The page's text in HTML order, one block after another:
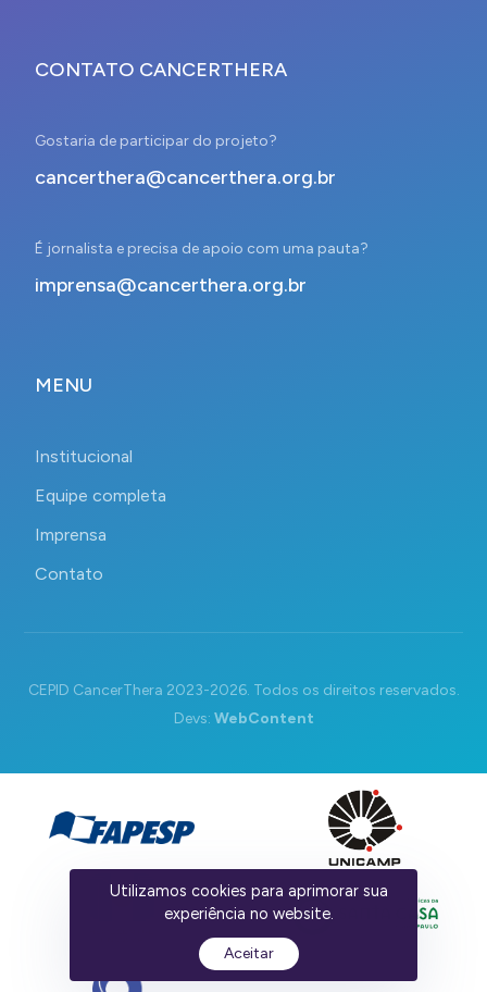
CONTATO CANCERTHERA
Gostaria de participar do projeto?
cancerthera@cancerthera.org.br
É jornalista e precisa de apoio com uma pauta?
imprensa@cancerthera.org.br
MENU
Institucional
Equipe completa
Imprensa
Contato
CEPID CancerThera 2023-2026. Todos os direitos reservados.
Devs: WebContent
Utilizamos cookies para aprimorar sua
experiência no website.
Aceitar